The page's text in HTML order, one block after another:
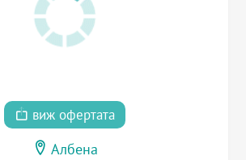
виж офертата
Албена